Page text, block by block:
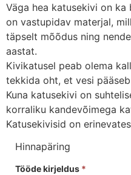
Väga hea katusekivi on
on vastupidav materjal,
täpselt mõõdus ning
aastat.
Kivikatusel peab olema
tekkida oht, et vesi
Kuna katusekivi on
korraliku kandevõimega
Katusekivisid on
Hinnapäring
Tööde kirjeldus *